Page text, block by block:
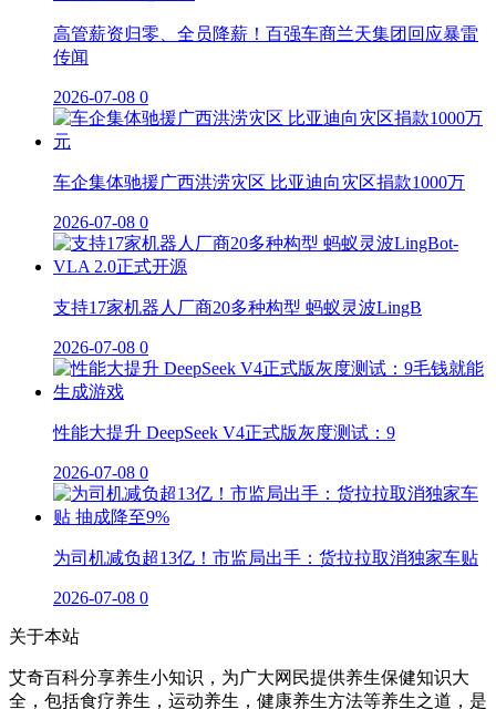
高管薪资归零、全员降薪！百强车商兰天集团回应暴雷
传闻
2026-07-08 0
车企集体驰援广西洪涝灾区 比亚迪向灾区捐款1000万
2026-07-08 0
支持17家机器人厂商20多种构型 蚂蚁灵波LingB
2026-07-08 0
性能大提升 DeepSeek V4正式版灰度测试：9
2026-07-08 0
为司机减负超13亿！市监局出手：货拉拉取消独家车贴
2026-07-08 0
关于本站
艾奇百科分享养生小知识，为广大网民提供养生保健知识大
全，包括食疗养生，运动养生，健康养生方法等养生之道，是